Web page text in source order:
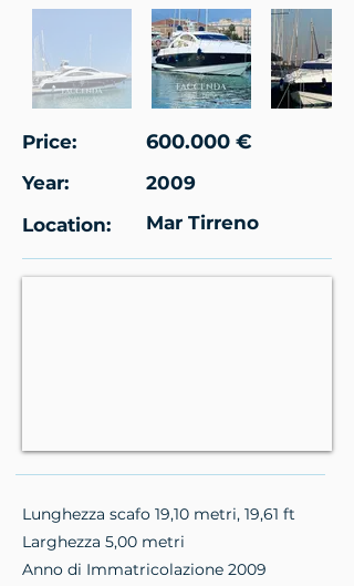
Price: 600.000 €
Year:
2009
Location:
Mar Tirreno
Lunghezza scafo 19,10 metri, 19,61 ft
Larghezza 5,00 metri
Anno di Immatricolazione 2009